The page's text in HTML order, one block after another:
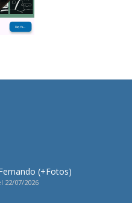
(+Fotos)
22/07/2026